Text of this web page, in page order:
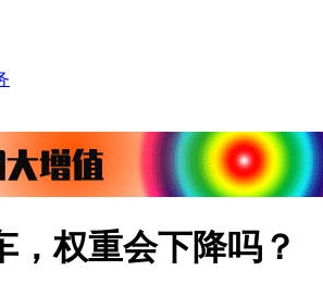
，权重会下降吗？